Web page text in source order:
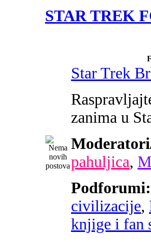
STAR TREK
Star Trek
zanima u
pahuljica,
Podforumi:
civilizacije,
knjige i fan